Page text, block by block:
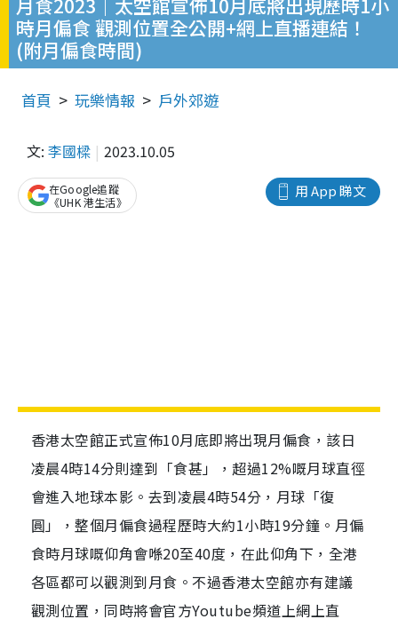
月食2023｜太空館宣佈10月底將出現歷時1小
時月偏食 觀測位置全公開+網上直播連結！
(附月偏食時間)
首頁 玩樂情報 戶外郊遊
文: 李國樑 2023.10.05
用 App 睇文
在Google追蹤
《UHK 港生活》
香港太空館正式宣佈10月底即將出現月偏食，該日
凌晨4時14分則達到「食甚」，超過12%嘅月球直徑
會進入地球本影。去到凌晨4時54分，月球「復
圓」，整個月偏食過程歷時大約1小時19分鐘。月偏
食時月球嘅仰角會喺20至40度，在此仰角下，全港
各區都可以觀測到月食。不過香港太空館亦有建議
觀測位置，同時將會官方Youtube頻道上網上直